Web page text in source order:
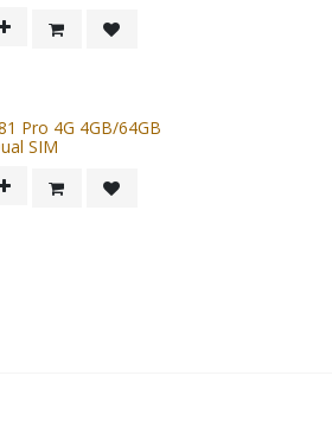
Pro 4G 4GB/64GB
SIM